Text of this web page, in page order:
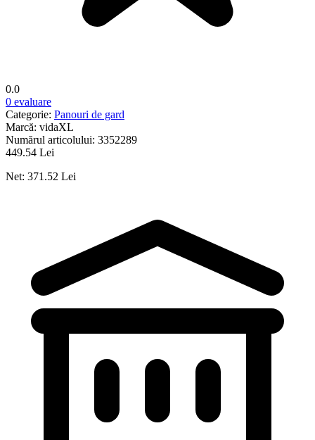
0.0
0 evaluare
Categorie: Panouri de gard
Marcă: vidaXL
Numărul articolului: 3352289
449.54 Lei
Net: 371.52 Lei